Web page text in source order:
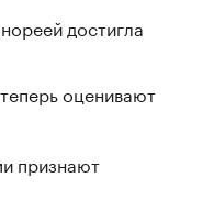
достигла
оценивают
признают